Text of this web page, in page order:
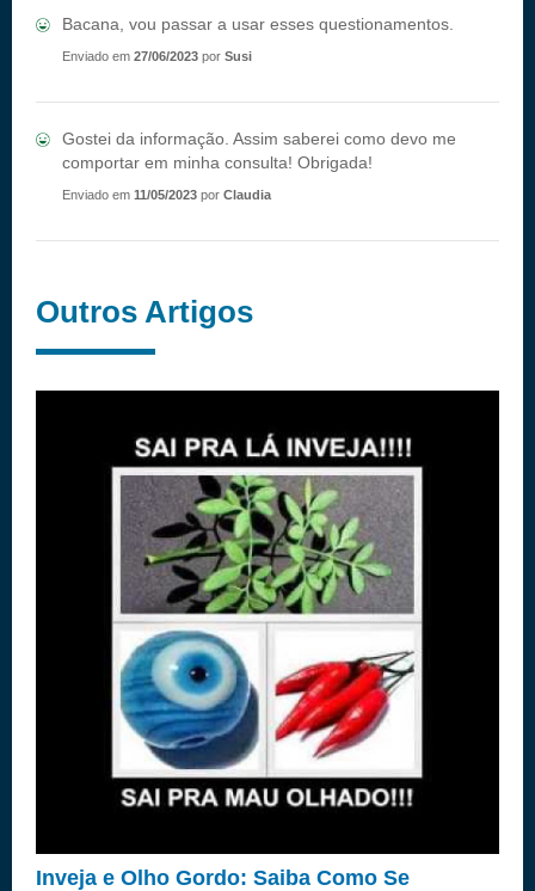
Bacana, vou passar a usar esses questionamentos.
Enviado em 27/06/2023 por Susi
Gostei da informação. Assim saberei como devo me
comportar em minha consulta! Obrigada!
Enviado em 11/05/2023 por Claudia
Outros Artigos
Inveja e Olho Gordo: Saiba Como Se